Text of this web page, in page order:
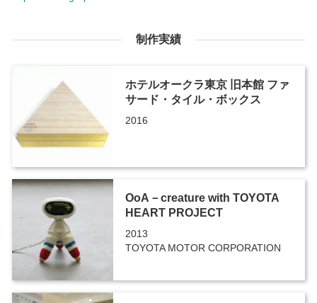
制作実績
ホテルオークラ東京 旧本館 ファ
サード・タイル・ボックス
2016
OoA－creature with TOYOTA
HEART PROJECT
2013
TOYOTA MOTOR CORPORATION